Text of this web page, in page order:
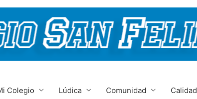
Colegio Lúdica Comunidad Calidad